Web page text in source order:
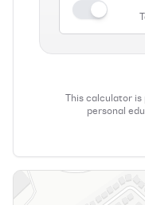
This calculator
personal